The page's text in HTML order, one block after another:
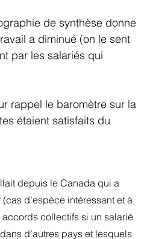
de synthèse donne
a diminué (on le sent
par les salariés qui
rappel le baromètre sur la
étaient satisfaits du
depuis le Canada qui a
d’espèce intéressant et à
collectifs si un salarié
d’autres pays et lesquels